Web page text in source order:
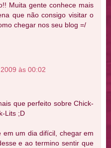
Muita gente conhece mais
que não consigo visitar o
chegar nos seu blog =/
às 00:02
que perfeito sobre Chick-
Lits ;D
em um dia difícil, chegar em
e ao termino sentir que